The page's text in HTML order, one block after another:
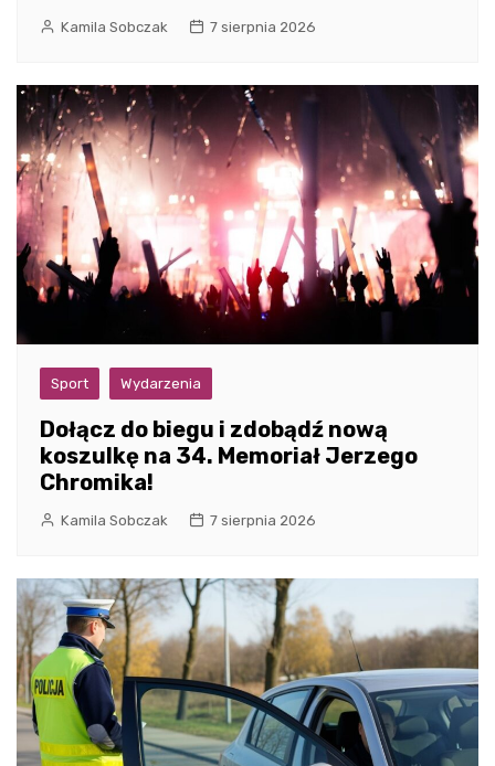
Kamila Sobczak 7 sierpnia 2026
Sport Wydarzenia
Dołącz do biegu i zdobądź nową
koszulkę na 34. Memoriał Jerzego
Chromika!
Kamila Sobczak 7 sierpnia 2026